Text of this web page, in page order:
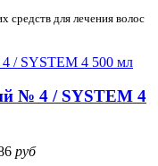
средств для лечения волос
№ 4 / SYSTEM 4
руб